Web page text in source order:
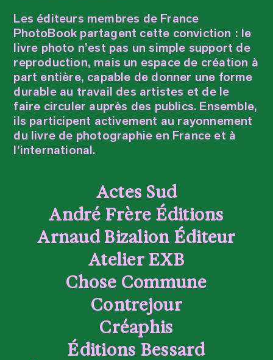
Les éditeurs membres de France
PhotoBook partagent cette conviction : le
livre photo n’est pas un simple support de
reproduction, mais un espace de création à
part entière, capable de donner une forme
durable au travail des artistes et de le
faire circuler auprès des publics. Ensemble,
ils participent activement au rayonnement
du livre de photographie en France et à
l’international.
Actes Sud
André Frère Éditions
Arnaud Bizalion Éditeur
Atelier EXB
Chose Commune
Contrejour
Créaphis
Éditions Bessard